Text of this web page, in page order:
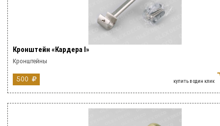
Кронштейн «Кардера I»
Кронштейны
500 купить в один клик